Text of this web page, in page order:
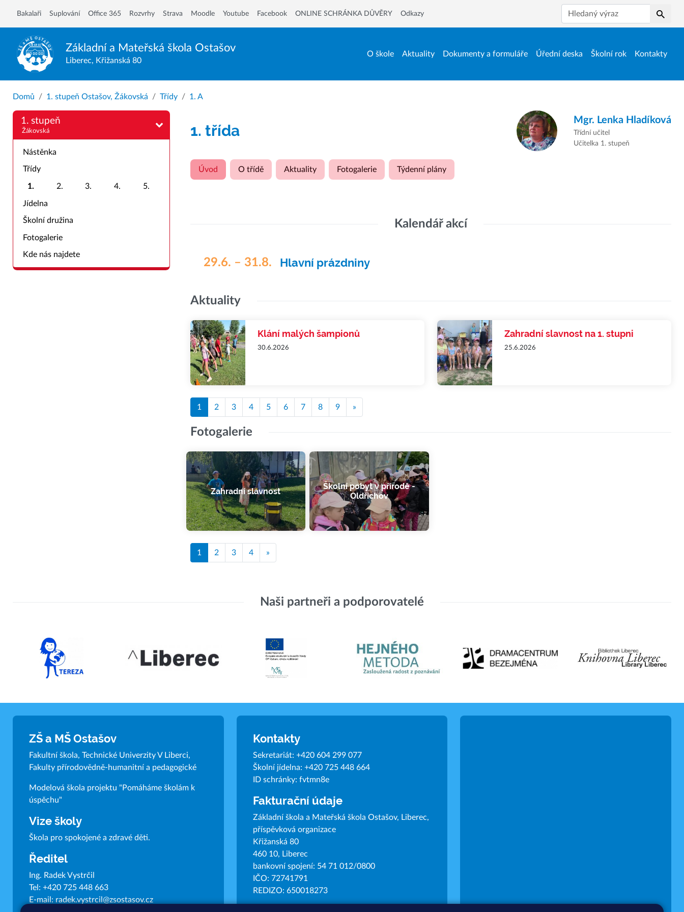
Základní a Mateřská škola Ostašov
Liberec, Křižanská 80
O škole Aktuality Dokumenty a formuláře Úřední deska Školní rok Kontakty
Bakalaři Suplování Office 365 Rozvrhy Strava Moodle Youtube Facebook ONLINE SCHRÁNKA DŮVĚRY Odkazy
Hledat
Domů 1. stupeň Ostašov, Žákovská Třídy 1. A
1. stupeň
Žákovská
Nástěnka
Třídy
1. 2. 3. 4. 5.
Jídelna
Školní družina
Fotogalerie
Kde nás najdete
1. třída
Mgr. Lenka Hladíková
Třídní učitel
Učitelka 1. stupeň
Úvod O třídě Aktuality Fotogalerie Týdenní plány
Kalendář akcí
29.6. – 31.8. Hlavní prázdniny
Aktuality
Klání malých šampionů
30.6.2026
Zahradní slavnost na 1. stupni
25.6.2026
1 2 3 4 5 6 7 8 9 »
Fotogalerie
Zahradní slavnost
Školní pobyt v přírodě -
Oldřichov
1 2 3 4 »
Naši partneři a podporovatelé
ZŠ a MŠ Ostašov
Fakultní škola, Technické Univerzity V Liberci,
Fakulty přírodovědně-humanitní a pedagogické
Modelová škola projektu "Pomáháme školám k
úspěchu"
Vize školy
Škola pro spokojené a zdravé děti.
Ředitel
Ing. Radek Vystrčil
Tel: +420 725 448 663
E-mail:radek.vystrcil@zsostasov.cz
Kontakty
Sekretariát: +420 604 299 077
Školní jídelna: +420 725 448 664
ID schránky: fvtmn8e
Fakturační údaje
Základní škola a Mateřská škola Ostašov, Liberec,
příspěvková organizace
Křižanská 80
460 10, Liberec
bankovní spojení: 54 71 012/0800
IČO: 72741791
REDIZO: 650018273